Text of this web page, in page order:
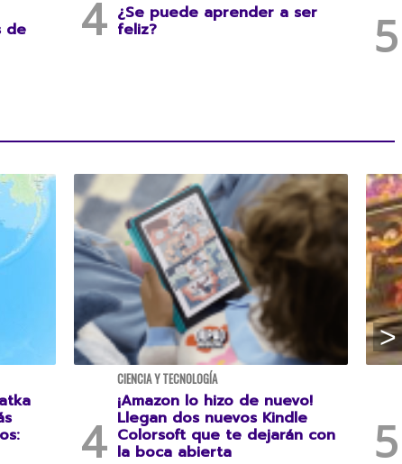
de
¿Se puede aprender a ser
feliz?
CIENCIA Y TECNOLOGÍA
¡Amazon lo hizo de nuevo!
Llegan dos nuevos Kindle
Colorsoft que te dejarán con
la boca abierta